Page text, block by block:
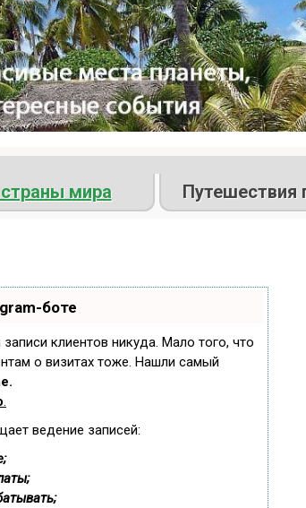
мира Путешествия
боте
клиентов никуда. Мало того, что
о визитах тоже. Нашли самый
.
ведение записей: